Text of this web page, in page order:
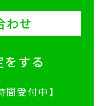
わせ
をする
受付中】